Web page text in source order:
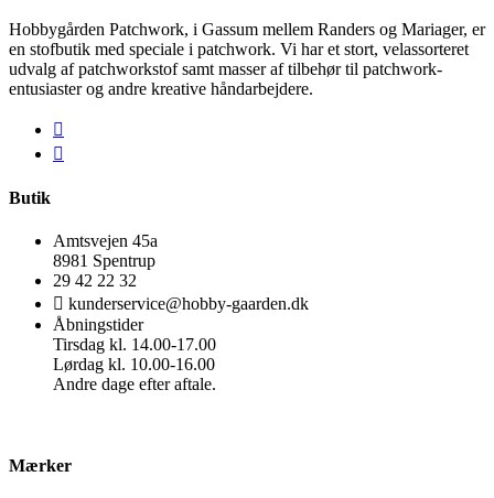
Hobbygården Patchwork, i Gassum mellem Randers og Mariager, er
en stofbutik med speciale i patchwork. Vi har et stort, velassorteret
udvalg af patchworkstof samt masser af tilbehør til patchwork-
entusiaster og andre kreative håndarbejdere.
Butik
Amtsvejen 45a
8981 Spentrup
29 42 22 32
kunderservice@hobby-gaarden.dk
Åbningstider
Tirsdag kl. 14.00-17.00
Lørdag kl. 10.00-16.00
Andre dage efter aftale.
Mærker